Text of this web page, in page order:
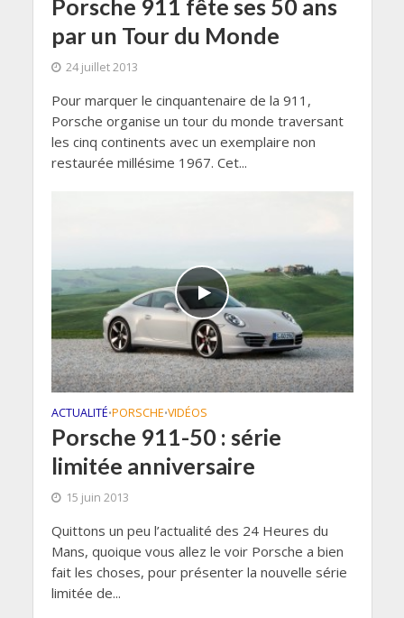
Porsche 911 fête ses 50 ans
par un Tour du Monde
24 juillet 2013
Pour marquer le cinquantenaire de la 911,
Porsche organise un tour du monde traversant
les cinq continents avec un exemplaire non
restaurée millésime 1967. Cet...
ACTUALITÉ•PORSCHE•VIDÉOS
Porsche 911-50 : série
limitée anniversaire
15 juin 2013
Quittons un peu l’actualité des 24 Heures du
Mans, quoique vous allez le voir Porsche a bien
fait les choses, pour présenter la nouvelle série
limitée de...